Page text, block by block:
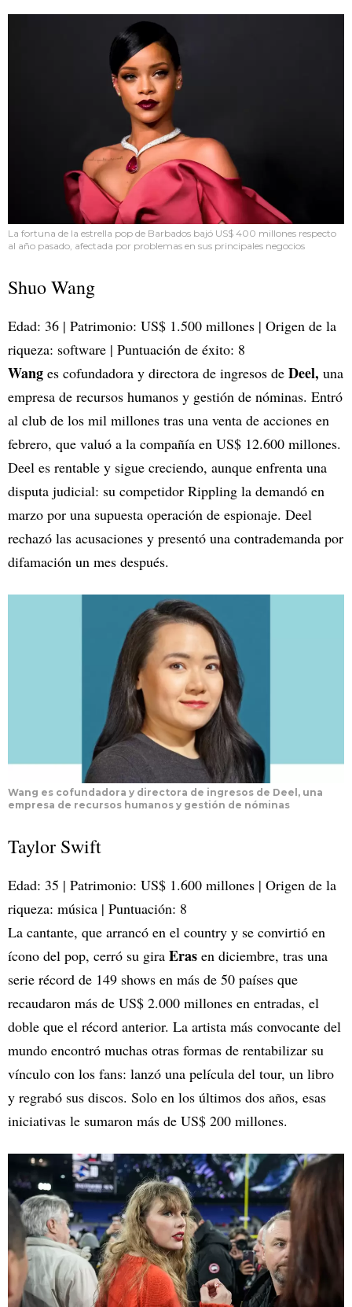
La fortuna de la estrella pop de Barbados bajó US$ 400 millones respecto
al año pasado, afectada por problemas en sus principales negocios
Shuo Wang
Edad: 36 | Patrimonio: US$ 1.500 millones | Origen de la
riqueza: software | Puntuación de éxito: 8
Wang es cofundadora y directora de ingresos de Deel, una
empresa de recursos humanos y gestión de nóminas. Entró
al club de los mil millones tras una venta de acciones en
febrero, que valuó a la compañía en US$ 12.600 millones.
Deel es rentable y sigue creciendo, aunque enfrenta una
disputa judicial: su competidor Rippling la demandó en
marzo por una supuesta operación de espionaje. Deel
rechazó las acusaciones y presentó una contrademanda por
difamación un mes después.
Wang es cofundadora y directora de ingresos de Deel, una
empresa de recursos humanos y gestión de nóminas
Taylor Swift
Edad: 35 | Patrimonio: US$ 1.600 millones | Origen de la
riqueza: música | Puntuación: 8
La cantante, que arrancó en el country y se convirtió en
ícono del pop, cerró su gira Eras en diciembre, tras una
serie récord de 149 shows en más de 50 países que
recaudaron más de US$ 2.000 millones en entradas, el
doble que el récord anterior. La artista más convocante del
mundo encontró muchas otras formas de rentabilizar su
vínculo con los fans: lanzó una película del tour, un libro
y regrabó sus discos. Solo en los últimos dos años, esas
iniciativas le sumaron más de US$ 200 millones.